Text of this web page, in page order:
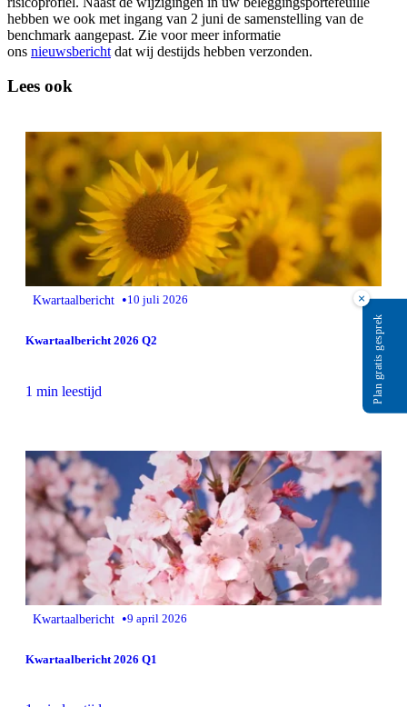
hebben we ook met ingang van 2 juni de samenstelling van de
benchmark aangepast. Zie voor meer informatie
ons nieuwsbericht dat wij destijds hebben verzonden.
Lees ook
Kwartaalbericht •10 juli 2026
Kwartaalbericht 2026 Q2
1 min leestijd
Kwartaalbericht •9 april 2026
Kwartaalbericht 2026 Q1
×
Plan gratis gesprek